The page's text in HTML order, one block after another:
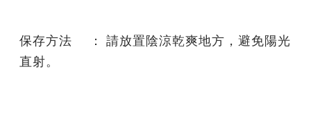
保存方法 ： 請放置陰涼乾爽地方，避免陽光
直射。